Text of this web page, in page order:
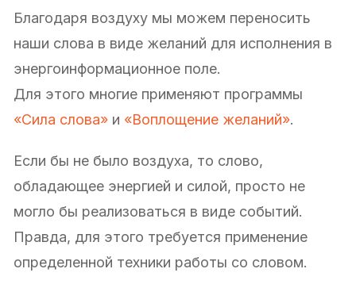
Благодаря воздуху мы можем переносить
наши слова в виде желаний для исполнения в
энергоинформационное поле.
Для этого многие применяют программы
«Сила слова» и «Воплощение желаний».
Если бы не было воздуха, то слово,
обладающее энергией и силой, просто не
могло бы реализоваться в виде событий.
Правда, для этого требуется применение
определенной техники работы со словом.